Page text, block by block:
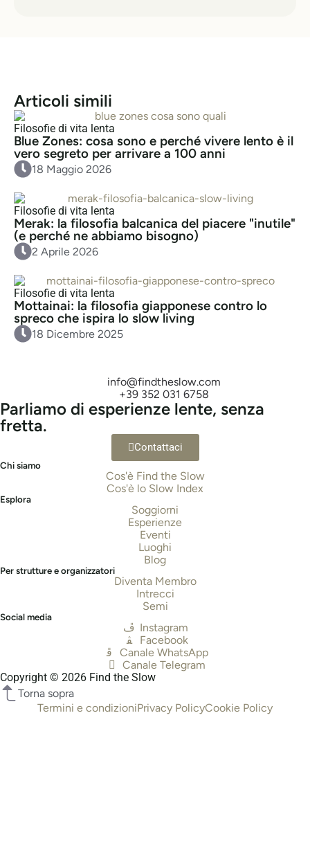
Articoli simili
Filosofie di vita lenta
Blue Zones: cosa sono e perché vivere lento è il
vero segreto per arrivare a 100 anni
18 Maggio 2026
Filosofie di vita lenta
Merak: la filosofia balcanica del piacere "inutile"
(e perché ne abbiamo bisogno)
2 Aprile 2026
Filosofie di vita lenta
Mottainai: la filosofia giapponese contro lo
spreco che ispira lo slow living
18 Dicembre 2025
info@findtheslow.com
+39 352 031 6758
Parliamo di esperienze lente, senza
fretta.
Contattaci
Chi siamo
Cos'è Find the Slow
Cos'è lo Slow Index
Esplora
Soggiorni
Esperienze
Eventi
Luoghi
Blog
Per strutture e organizzatori
Diventa Membro
Intrecci
Semi
Social media
Instagram
Facebook
Canale WhatsApp
Canale Telegram
Copyright © 2026 Find the Slow
Torna sopra
Termini e condizioniPrivacy PolicyCookie Policy